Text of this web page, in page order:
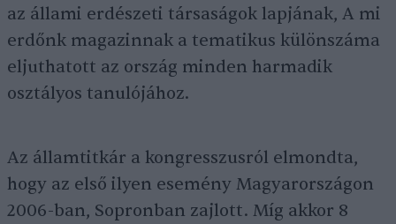
az állami erdészeti társaságok lapjának, A mi
erdőnk magazinnak a tematikus különszáma
eljuthatott az ország minden harmadik
osztályos tanulójához.
Az államtitkár a kongresszusról elmondta,
hogy az első ilyen esemény Magyarországon
2006-ban, Sopronban zajlott. Míg akkor 8